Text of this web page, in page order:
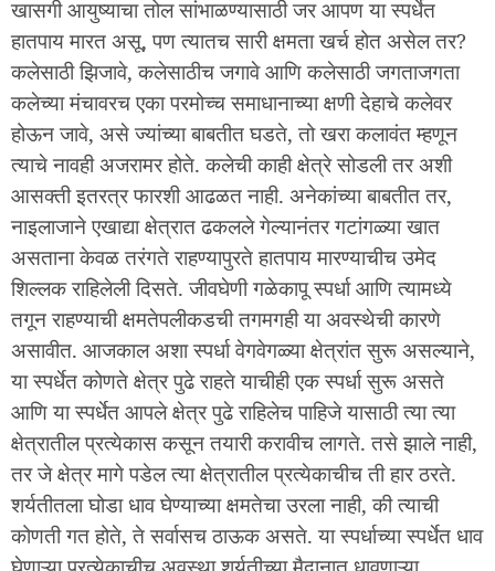
खासगी आयुष्याचा तोल सांभाळण्यासाठी जर आपण या स्पर्धेत
हातपाय मारत असू, पण त्यातच सारी क्षमता खर्च होत असेल तर?
कलेसाठी झिजावे, कलेसाठीच जगावे आणि कलेसाठी जगताजगता
कलेच्या मंचावरच एका परमोच्च समाधानाच्या क्षणी देहाचे कलेवर
होऊन जावे, असे ज्यांच्या बाबतीत घडते, तो खरा कलावंत म्हणून
त्याचे नावही अजरामर होते. कलेची काही क्षेत्रे सोडली तर अशी
आसक्ती इतरत्र फारशी आढळत नाही. अनेकांच्या बाबतीत तर,
नाइलाजाने एखाद्या क्षेत्रात ढकलले गेल्यानंतर गटांगळ्या खात
असताना केवळ तरंगते राहण्यापुरते हातपाय मारण्याचीच उमेद
शिल्लक राहिलेली दिसते. जीवघेणी गळेकापू स्पर्धा आणि त्यामध्ये
तगून राहण्याची क्षमतेपलीकडची तगमगही या अवस्थेची कारणे
असावीत. आजकाल अशा स्पर्धा वेगवेगळ्या क्षेत्रांत सुरू असल्याने,
या स्पर्धेत कोणते क्षेत्र पुढे राहते याचीही एक स्पर्धा सुरू असते
आणि या स्पर्धेत आपले क्षेत्र पुढे राहिलेच पाहिजे यासाठी त्या त्या
क्षेत्रातील प्रत्येकास कसून तयारी करावीच लागते. तसे झाले नाही,
तर जे क्षेत्र मागे पडेल त्या क्षेत्रातील प्रत्येकाचीच ती हार ठरते.
शर्यतीतला घोडा धाव घेण्याच्या क्षमतेचा उरला नाही, की त्याची
कोणती गत होते, ते सर्वासच ठाऊक असते. या स्पर्धाच्या स्पर्धेत धाव